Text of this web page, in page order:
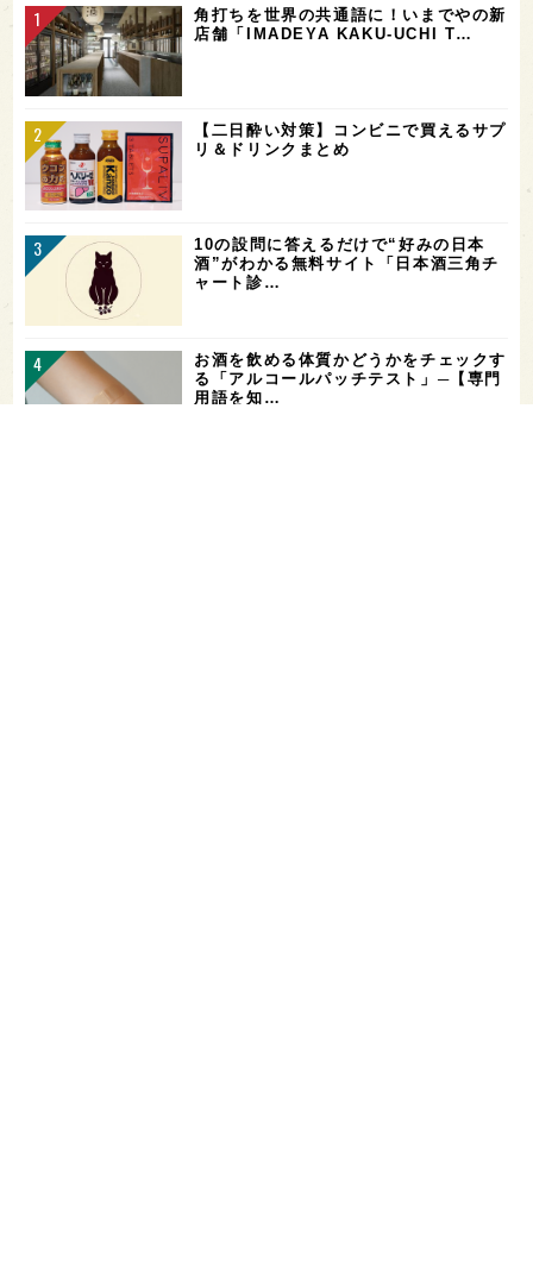
角打ちを世界の共通語に！いまでやの新
店舗「IMADEYA KAKU-UCHI T…
【二日酔い対策】コンビニで買えるサプ
リ＆ドリンクまとめ
10の設問に答えるだけで“好みの日本
酒”がわかる無料サイト「日本酒三角チ
ャート診…
お酒を飲める体質かどうかをチェックす
る「アルコールパッチテスト」─【専門
用語を知…